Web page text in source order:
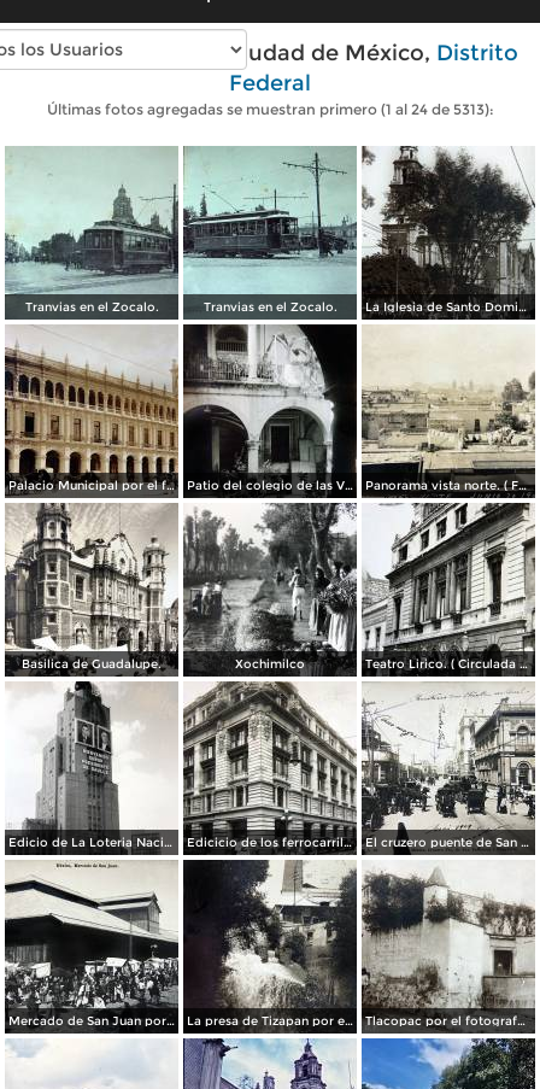
Fotos antiguas de Ciudad de México, Distrito
Federal
Últimas fotos agregadas se muestran primero (1 al 24 de 5313):
Tranvias en el Zocalo. Tranvias en el Zocalo. La Iglesia de Santo Domingo.
Palacio Municipal por el fotografo Hugo Brehme.. Patio del colegio de las Vizcainas por el fotografo Hugo Brehme. Panorama vista norte. ( Fechada el 20 de Junio de 1905 ).
Basilica de Guadalupe. Xochimilco Teatro Lirico. ( Circulada el 1 de Agosto de 1926 ).
Edicio de La Loteria Nacional Ciudad de México Abril de 1964 Edicicio de los ferrocarriles. El cruzero puente de San Francisco y Guardiola por el fotografo Felix Miret.
Mercado de San Juan por el fotografo Felix Miret La presa de Tizapan por el fotografo Fernando Kososky. ( Circulada el 22 de Diembre de 1910 ). Tlacopac por el fotografo Hugo Brehme.